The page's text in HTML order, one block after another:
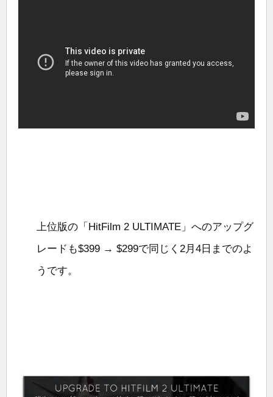
上位版の「HitFilm 2 ULTIMATE」へのアップグ
レードも$399 → $299で同じく2月4日までのよ
うです。